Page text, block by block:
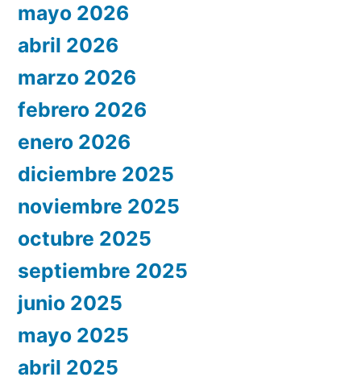
mayo 2026
abril 2026
marzo 2026
febrero 2026
enero 2026
diciembre 2025
noviembre 2025
octubre 2025
septiembre 2025
junio 2025
mayo 2025
abril 2025